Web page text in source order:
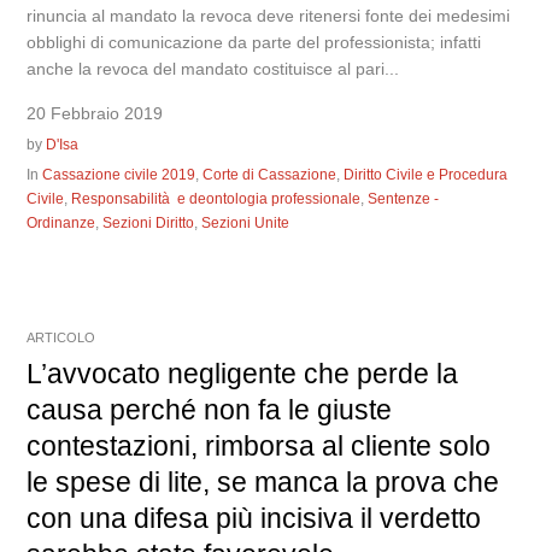
rinuncia al mandato la revoca deve ritenersi fonte dei medesimi
obblighi di comunicazione da parte del professionista; infatti
anche la revoca del mandato costituisce al pari...
20 Febbraio 2019
by D'Isa
InCassazione civile 2019,Corte di Cassazione, Diritto Civile e Procedura
Civile, Responsabilità e deontologia professionale,Sentenze -
Ordinanze,Sezioni Diritto,Sezioni Unite
ARTICOLO
L’avvocato negligente che perde la
causa perché non fa le giuste
contestazioni, rimborsa al cliente solo
le spese di lite, se manca la prova che
con una difesa più incisiva il verdetto